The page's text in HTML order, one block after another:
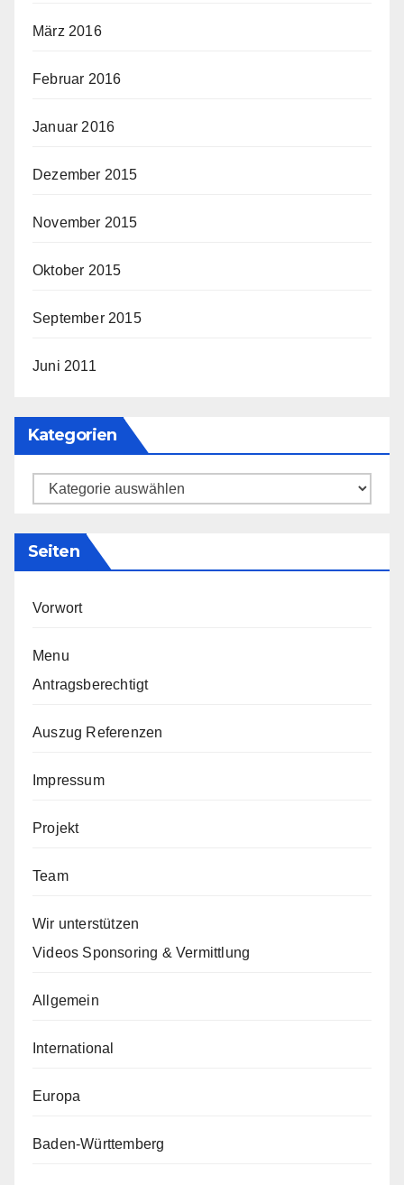
März 2016
Februar 2016
Januar 2016
Dezember 2015
November 2015
Oktober 2015
September 2015
Juni 2011
Kategorien
Kategorien
Seiten
Vorwort
Menu
Antragsberechtigt
Auszug Referenzen
Impressum
Projekt
Team
Wir unterstützen
Videos Sponsoring & Vermittlung
Allgemein
International
Europa
Baden-Württemberg